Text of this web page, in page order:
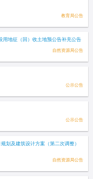
教育局公告
地征（回）收土地预公告补充公告
自然资源局公告
公示公告
公示公告
划及建筑设计方案（第二次调整）
自然资源局公告